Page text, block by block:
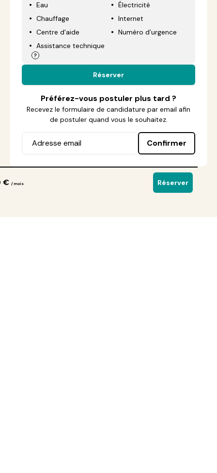
Eau
Électricité
Chauffage
Internet
Centre d'aide
Numéro d’urgence
Assistance technique
Réserver
Préférez-vous postuler plus tard ?
Recevez le formulaire de candidature par email afin
de postuler quand vous le souhaitez.
Confirmer
€ / mois Réserver